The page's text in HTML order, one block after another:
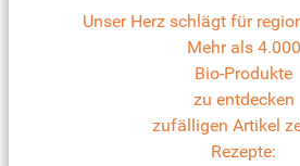
Unser Herz schlägt für
Mehr als 4.000
Bio-Produkte
zu entdecken
zufälligen Artikel
Rezepte: